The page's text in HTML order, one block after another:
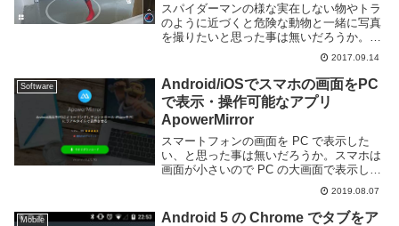
スパイダーマンの様な実在しない物やトラ
のように近づくと危険な動物と一緒に写真
を撮りたいと思った事は無いだろうか。も
ちろんコスプレやタイガーテンプルのよう
な場所に行けば撮る事は可能だが手軽にと
はいい難い。そういった写真が欲しい場
合、通常であれ...
2017.09.14
Software
Android/iOSでスマホの画面をPC
で表示・操作可能なアプリ
ApowerMirror
スマートフォンの画面を PC で表示した
い、と思った事は無いだろうか。スマホは
画面が小さいので PC の大画面で表示した
い、スマホゲームの配信を PC で行うため
に画面を取り込みたい、スマホの画面を
Skype などで画面共有したい、など様...
2019.08.07
Mobile
Android 5 の Chrome でタブをア